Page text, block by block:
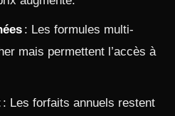
: Les formules multi-
mais permettent l’accès à
: Les forfaits annuels restent